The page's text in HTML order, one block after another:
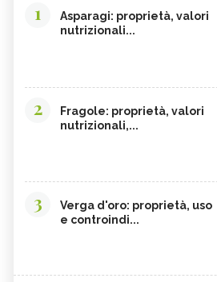
1
Asparagi: proprietà, valori
nutrizionali...
2
Fragole: proprietà, valori
nutrizionali,...
3
Verga d'oro: proprietà, uso
e controindi...